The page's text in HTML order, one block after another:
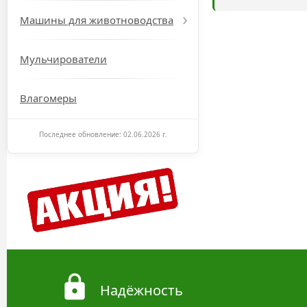
Машины для животноводства
Мульчирователи
Влагомеры
Последнее обновление: 02.06.2026 г.
Надёжность